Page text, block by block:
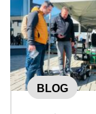
BLOG